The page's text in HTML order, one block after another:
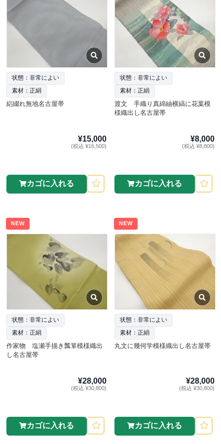
状態：非常によい
素材：正絹
絽綴れ無地名古屋帯
¥15,000
(税込 ¥16,500)
カゴに入れる
状態：非常によい
素材：正絹
渡文 手織り真綿紬横縞に花葉模
様織出し名古屋帯
¥8,000
(税込 ¥8,800)
カゴに入れる
NEW
状態：非常によい
素材：正絹
作家物 塩瀬手描き瓢箪模様織出
し名古屋帯
¥28,000
(税込 ¥30,800)
カゴに入れる
NEW
状態：非常によい
素材：正絹
丸文に幾何学模様織出し名古屋帯
¥28,000
(税込 ¥30,800)
カゴに入れる